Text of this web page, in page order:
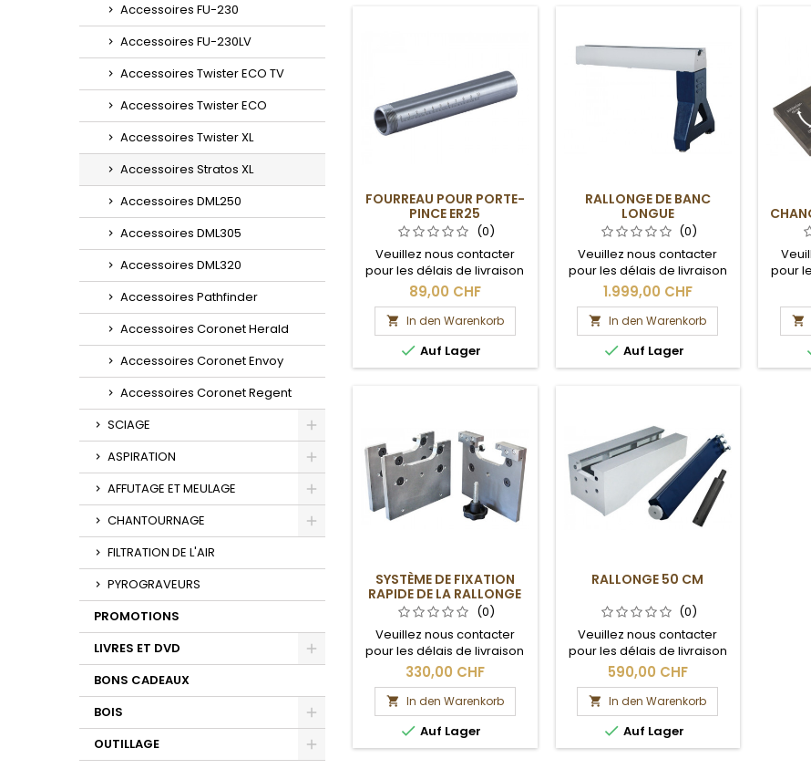
Accessoires FU-230
Accessoires FU-230LV
Accessoires Twister ECO TV
Accessoires Twister ECO
Accessoires Twister XL
Accessoires Stratos XL
Accessoires DML250
Accessoires DML305
Accessoires DML320
Accessoires Pathfinder
Accessoires Coronet Herald
Accessoires Coronet Envoy
Accessoires Coronet Regent
SCIAGE
Toggle
ASPIRATION
Toggle
AFFUTAGE ET MEULAGE
Toggle
CHANTOURNAGE
FILTRATION DE L'AIR
PYROGRAVEURS
PROMOTIONS
LIVRES ET DVD
BONS CADEAUX
BOIS
Toggle
OUTILLAGE
FOURREAU POUR PORTE-
PINCE ER25
(0)
Veuillez nous contacter
pour les délais de livraison
et les frais de port.
89,00 CHF
 In den Warenkorb
 Auf Lager
RALLONGE DE BANC
LONGUE
(0)
Veuillez nous contacter
pour les délais de livraison
et les frais de port.
1.999,00 CHF
 In den Warenkorb
 Auf Lager
pour

SYSTÈME DE FIXATION
RAPIDE DE LA RALLONGE
(0)
Veuillez nous contacter
pour les délais de livraison
et les frais de port.
330,00 CHF
 In den Warenkorb
 Auf Lager
RALLONGE 50 CM
(0)
Veuillez nous contacter
pour les délais de livraison
et les frais de port.
590,00 CHF
 In den Warenkorb
 Auf Lager